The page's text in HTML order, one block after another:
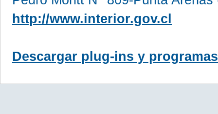
http://www.interior.gov.cl
Descargar plug-ins y